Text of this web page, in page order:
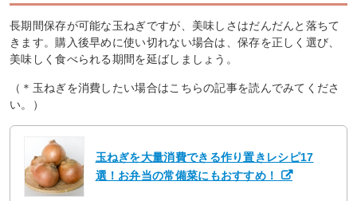
長期間保存が可能な玉ねぎですが、美味しさはだんだんと落ちて
きます。購入後早めに使い切れない場合は、保存を正しく選び、
美味しく食べられる期間を延ばしましょう。
（＊玉ねぎを消費したい場合はこちらの記事を読んでみてくださ
い。）
玉ねぎを大量消費できる作り置きレシピ17
選！お弁当の常備菜にもおすすめ！